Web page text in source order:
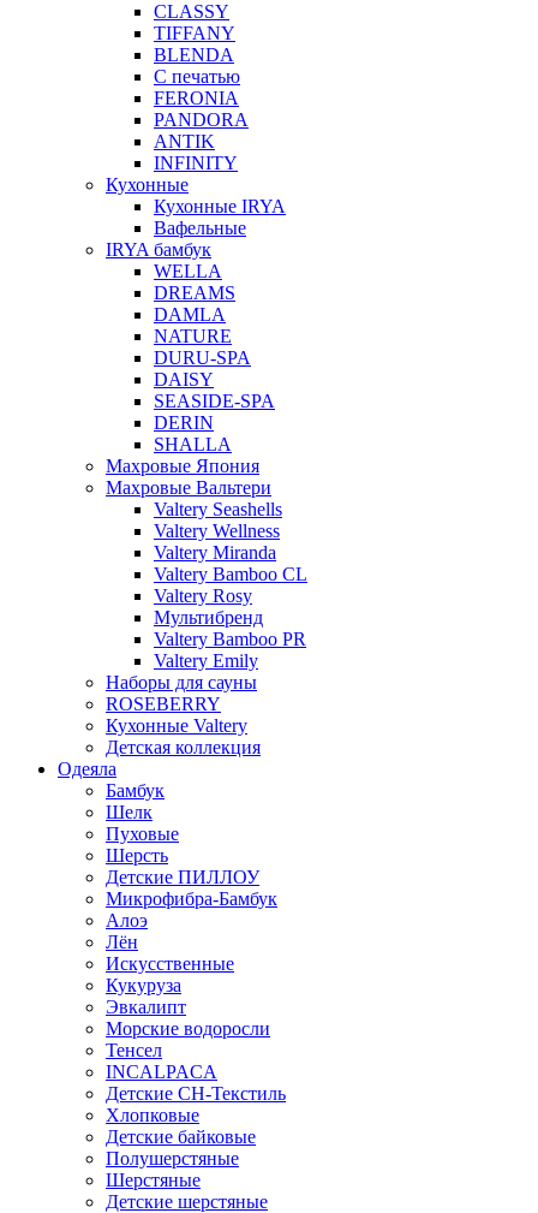
CLASSY
TIFFANY
BLENDA
С печатью
FERONIA
PANDORA
ANTIK
INFINITY
Кухонные
Кухонные IRYA
Вафельные
IRYA бамбук
WELLA
DREAMS
DAMLA
NATURE
DURU-SPA
DAISY
SEASIDE-SPA
DERIN
SHALLA
Махровые Япония
Махровые Вальтери
Valtery Seashells
Valtery Wellness
Valtery Miranda
Valtery Bamboo CL
Valtery Rosy
Мультибренд
Valtery Bamboo PR
Valtery Emily
Наборы для сауны
ROSEBERRY
Кухонные Valtery
Детская коллекция
Одеяла
Бамбук
Шелк
Пуховые
Шерсть
Детские ПИЛЛОУ
Микрофибра-Бамбук
Алоэ
Лён
Искусственные
Кукуруза
Эвкалипт
Морские водоросли
Тенсел
INCALPACA
Детские СН-Текстиль
Хлопковые
Детские байковые
Полушерстяные
Шерстяные
Детские шерстяные